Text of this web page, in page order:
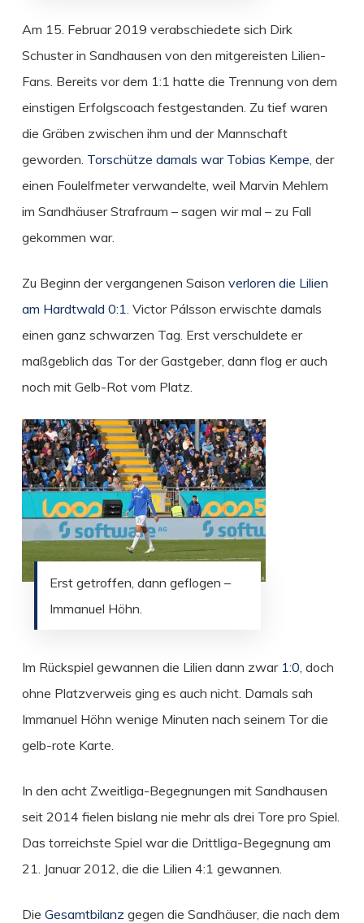
Am 15. Februar 2019 verabschiedete sich Dirk
Schuster in Sandhausen von den mitgereisten Lilien-
Fans. Bereits vor dem 1:1 hatte die Trennung von dem
einstigen Erfolgscoach festgestanden. Zu tief waren
die Gräben zwischen ihm und der Mannschaft
geworden. Torschütze damals war Tobias Kempe , der
einen Foulelfmeter verwandelte, weil Marvin Mehlem
im Sandhäuser Strafraum – sagen wir mal – zu Fall
gekommen war.
Zu Beginn der vergangenen Saison verloren die Lilien
am Hardtwald 0:1 . Victor Pálsson erwischte damals
einen ganz schwarzen Tag. Erst verschuldete er
maßgeblich das Tor der Gastgeber, dann flog er auch
noch mit Gelb-Rot vom Platz.
Erst getroffen, dann geflogen –
Immanuel Höhn.
Im Rückspiel gewannen die Lilien dann zwar 1:0 , doch
ohne Platzverweis ging es auch nicht. Damals sah
Immanuel Höhn wenige Minuten nach seinem Tor die
gelb-rote Karte.
In den acht Zweitliga-Begegnungen mit Sandhausen
seit 2014 fielen bislang nie mehr als drei Tore pro Spiel.
Das torreichste Spiel war die Drittliga-Begegnung am
21. Januar 2012, die die Lilien 4:1 gewannen.
Die Gesamtbilanz gegen die Sandhäuser, die nach dem